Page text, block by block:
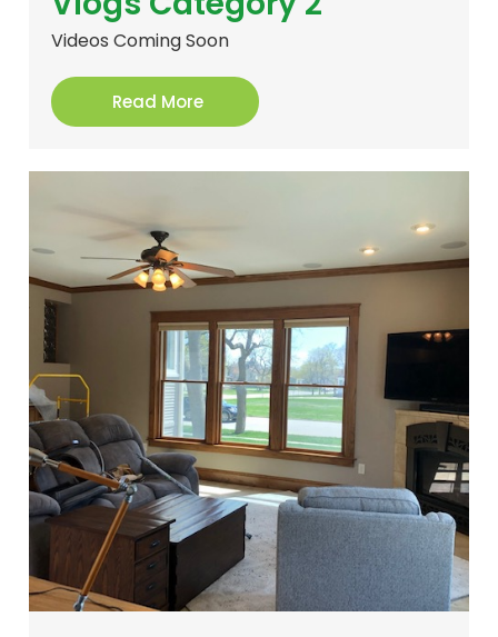
Videos Coming Soon
Read More